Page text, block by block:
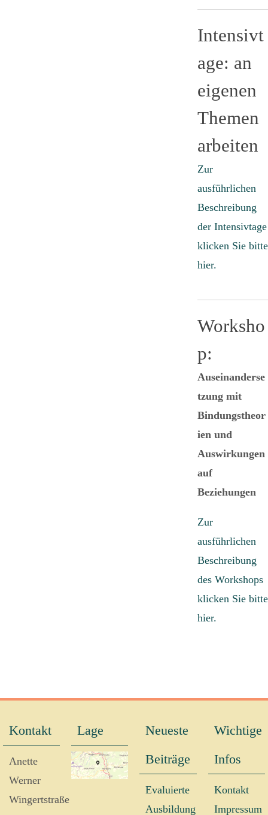
Intensivt
age: an
eigenen
Themen
arbeiten
Zur
ausführlichen
Beschreibung
der Intensivtage
klicken Sie bitte
hier.
Worksho
p:
Auseinanderse
tzung mit
Bindungstheor
ien und
Auswirkungen
auf
Beziehungen
Zur
ausführlichen
Beschreibung
des Workshops
klicken Sie bitte
hier.
Kontakt
Anette
Werner
Wingertstraße
Lage
Neueste
Beiträge
Evaluierte
Ausbildung
Wichtige
Infos
Kontakt
Impressum